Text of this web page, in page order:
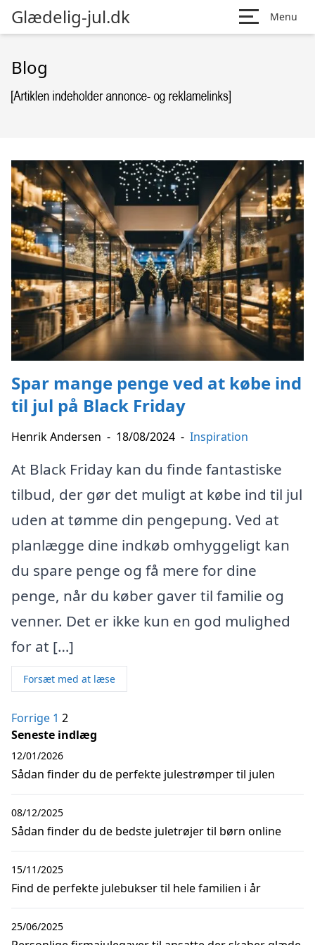
Glædelig-jul.dk Menu
Blog
Spar mange penge ved at købe ind
til jul på Black Friday
Henrik Andersen - 18/08/2024 - Inspiration
At Black Friday kan du finde fantastiske
tilbud, der gør det muligt at købe ind til jul
uden at tømme din pengepung. Ved at
planlægge dine indkøb omhyggeligt kan
du spare penge og få mere for dine
penge, når du køber gaver til familie og
venner. Det er ikke kun en god mulighed
for at […]
Forsæt med at læse
Indlægsinddeling
Forrige 1 2
Seneste indlæg
Sådan finder du de perfekte julestrømper til julen
12/01/2026
Sådan finder du de bedste juletrøjer til børn online
08/12/2025
Find de perfekte julebukser til hele familien i år
15/11/2025
25/06/2025